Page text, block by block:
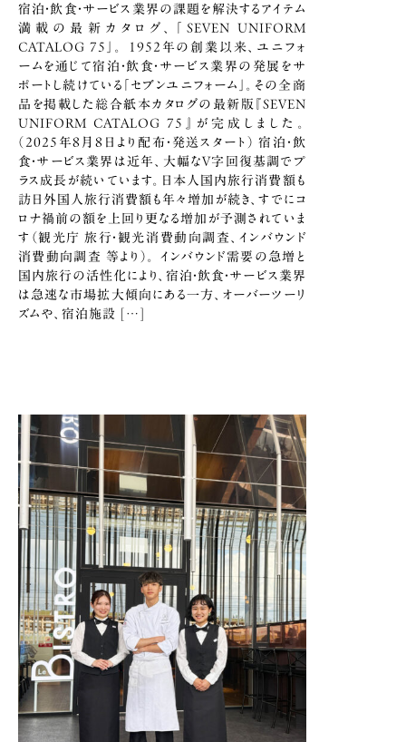
宿泊・飲食・サービス業界の課題を解決するアイテム
満載の最新カタログ、「SEVEN UNIFORM
CATALOG 75」。 1952年の創業以来、ユニフォ
ームを通じて宿泊・飲食・サービス業界の発展をサ
ポートし続けている「セブンユニフォーム」。その全商
品を掲載した総合紙本カタログの最新版『SEVEN
UNIFORM CATALOG 75』が完成しました。
（2025年8月8日より配布・発送スタート） 宿泊・飲
食・サービス業界は近年、大幅なV字回復基調でプ
ラス成長が続いています。日本人国内旅行消費額も
訪日外国人旅行消費額も年々増加が続き、すでにコ
ロナ禍前の額を上回り更なる増加が予測されていま
す（観光庁 旅行・観光消費動向調査、インバウンド
消費動向調査 等より）。 インバウンド需要の急増と
国内旅行の活性化により、宿泊・飲食・サービス業界
は急速な市場拡大傾向にある一方、オーバーツーリ
ズムや、宿泊施設 […]